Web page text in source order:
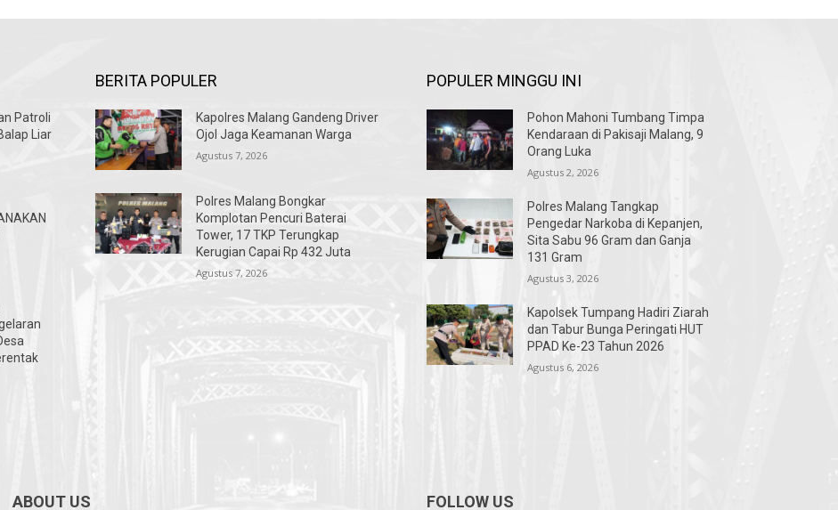
Patroli
Liar
BERITA POPULER
Kapolres Malang Gandeng Driver
Ojol Jaga Keamanan Warga
Agustus 7, 2026
Polres Malang Bongkar
Komplotan Pencuri Baterai
Tower, 17 TKP Terungkap
Kerugian Capai Rp 432 Juta
Agustus 7, 2026
POPULER MINGGU INI
Pohon Mahoni Tumbang Timpa
Kendaraan di Pakisaji Malang, 9
Orang Luka
Agustus 2, 2026
Polres Malang Tangkap
Pengedar Narkoba di Kepanjen,
Sita Sabu 96 Gram dan Ganja
131 Gram
Agustus 3, 2026
Kapolsek Tumpang Hadiri Ziarah
dan Tabur Bunga Peringati HUT
PPAD Ke-23 Tahun 2026
Agustus 6, 2026
ABOUT US FOLLOW US